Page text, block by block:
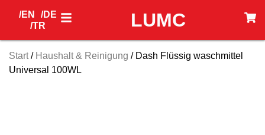
LUMC
/EN
/DE
/TR
Start/ Haushalt & Reinigung / Dash Flüssig waschmittel
Universal 100WL